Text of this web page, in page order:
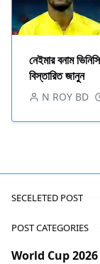
নেইমার বনাম
বিস্তারিত জানুন
N ROY BD
SECELETED POST
POST CATEGORIES
World Cup 2026